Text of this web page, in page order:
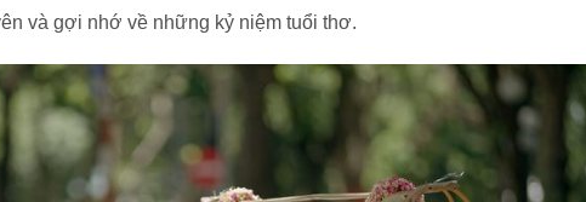
và gợi nhớ về những kỷ niệm tuổi thơ.